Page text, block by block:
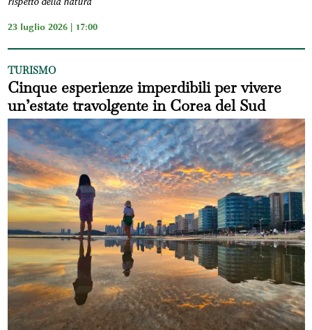
23 luglio 2026 | 17:00
TURISMO
Cinque esperienze imperdibili per vivere
un’estate travolgente in Corea del Sud